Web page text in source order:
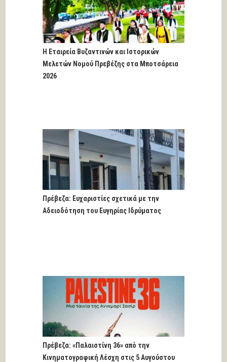
Η Εταιρεία Βυζαντινών και Ιστορικών
Μελετών Νομού Πρεβέζης στα Μποτσάρεια
2026
Πρέβεζα: Ευχαριστίες σχετικά με την
Αδειοδότηση του Ευγηρίας Ιδρύματος
Πρέβεζα: «Παλαιστίνη 36» από την
Κινηματογραφική Λέσχη στις 5 Αυγούστου